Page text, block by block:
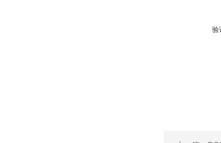
验